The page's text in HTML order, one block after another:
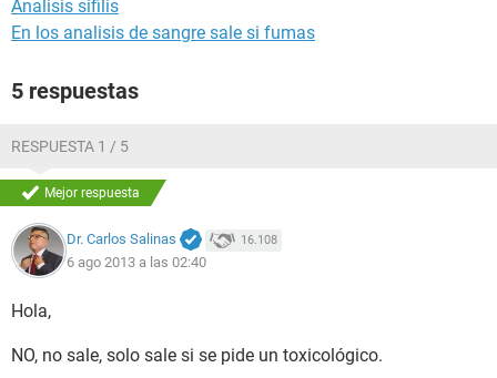
Analisis sifilis
En los analisis de sangre sale si fumas
5 respuestas
RESPUESTA 1 / 5
Mejor respuesta
Dr. Carlos Salinas 16.108
6 ago 2013 a las 02:40
Hola,
NO, no sale, solo sale si se pide un toxicológico.